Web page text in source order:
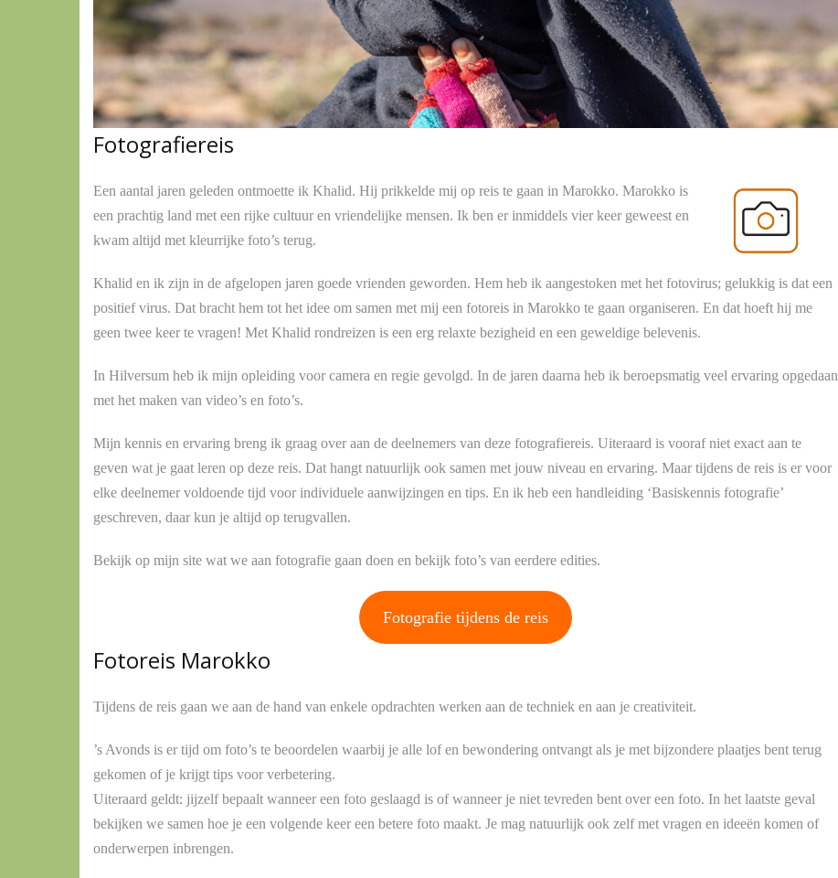
Fotografiereis
Een aantal jaren geleden ontmoette ik Khalid. Hij prikkelde mij op reis te gaan in Marokko. Marokko is
een prachtig land met een rijke cultuur en vriendelijke mensen. Ik ben er inmiddels vier keer geweest en
kwam altijd met kleurrijke foto’s terug.
Khalid en ik zijn in de afgelopen jaren goede vrienden geworden. Hem heb ik aangestoken met het fotovirus; gelukkig is dat een
positief virus. Dat bracht hem tot het idee om samen met mij een fotoreis in Marokko te gaan organiseren. En dat hoeft hij me
geen twee keer te vragen! Met Khalid rondreizen is een erg relaxte bezigheid en een geweldige belevenis.
In Hilversum heb ik mijn opleiding voor camera en regie gevolgd. In de jaren daarna heb ik beroepsmatig veel ervaring opgedaan
met het maken van video’s en foto’s.
Mijn kennis en ervaring breng ik graag over aan de deelnemers van deze fotografiereis. Uiteraard is vooraf niet exact aan te
geven wat je gaat leren op deze reis. Dat hangt natuurlijk ook samen met jouw niveau en ervaring. Maar tijdens de reis is er voor
elke deelnemer voldoende tijd voor individuele aanwijzingen en tips. En ik heb een handleiding ‘Basiskennis fotografie’
geschreven, daar kun je altijd op terugvallen.
Bekijk op mijn site wat we aan fotografie gaan doen en bekijk foto’s van eerdere edities.
Fotografie tijdens de reis
Fotoreis Marokko
Tijdens de reis gaan we aan de hand van enkele opdrachten werken aan de techniek en aan je creativiteit.
’s Avonds is er tijd om foto’s te beoordelen waarbij je alle lof en bewondering ontvangt als je met bijzondere plaatjes bent terug
gekomen of je krijgt tips voor verbetering.
Uiteraard geldt: jijzelf bepaalt wanneer een foto geslaagd is of wanneer je niet tevreden bent over een foto. In het laatste geval
bekijken we samen hoe je een volgende keer een betere foto maakt. Je mag natuurlijk ook zelf met vragen en ideeën komen of
onderwerpen inbrengen.